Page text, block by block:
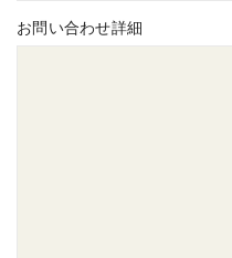
お問い合わせ詳細